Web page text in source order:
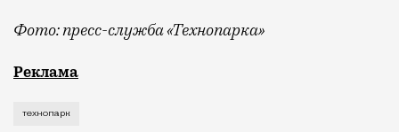
Фото: пресс-служба «Технопарка»
Рекламные кампании техники редко выходят за
Реклама
технопарк